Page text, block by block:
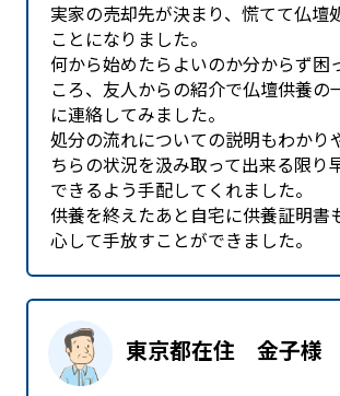
実家の売却先が決まり、慌てて仏壇
ことになりました。
何から始めたらよいのか分からず困
ころ、友人からの紹介で仏壇供養の
に連絡してみました。
処分の流れについての説明もわかり
ちらの状況を汲み取って出来る限り
できるよう手配してくれました。
供養を終えたあと自宅に供養証明書
心して手放すことができました。
東京都在住 金子様